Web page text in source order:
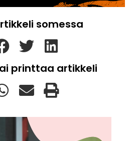
somessa
printtaa artikkeli